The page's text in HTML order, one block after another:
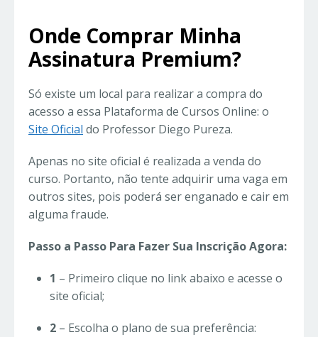
Onde Comprar Minha
Assinatura Premium?
Só existe um local para realizar a compra do
acesso a essa Plataforma de Cursos Online: o
Site Oficial do Professor Diego Pureza.
Apenas no site oficial é realizada a venda do
curso. Portanto, não tente adquirir uma vaga em
outros sites, pois poderá ser enganado e cair em
alguma fraude.
Passo a Passo Para Fazer Sua Inscrição Agora:
1 – Primeiro clique no link abaixo e acesse o
site oficial;
2 – Escolha o plano de sua preferência: